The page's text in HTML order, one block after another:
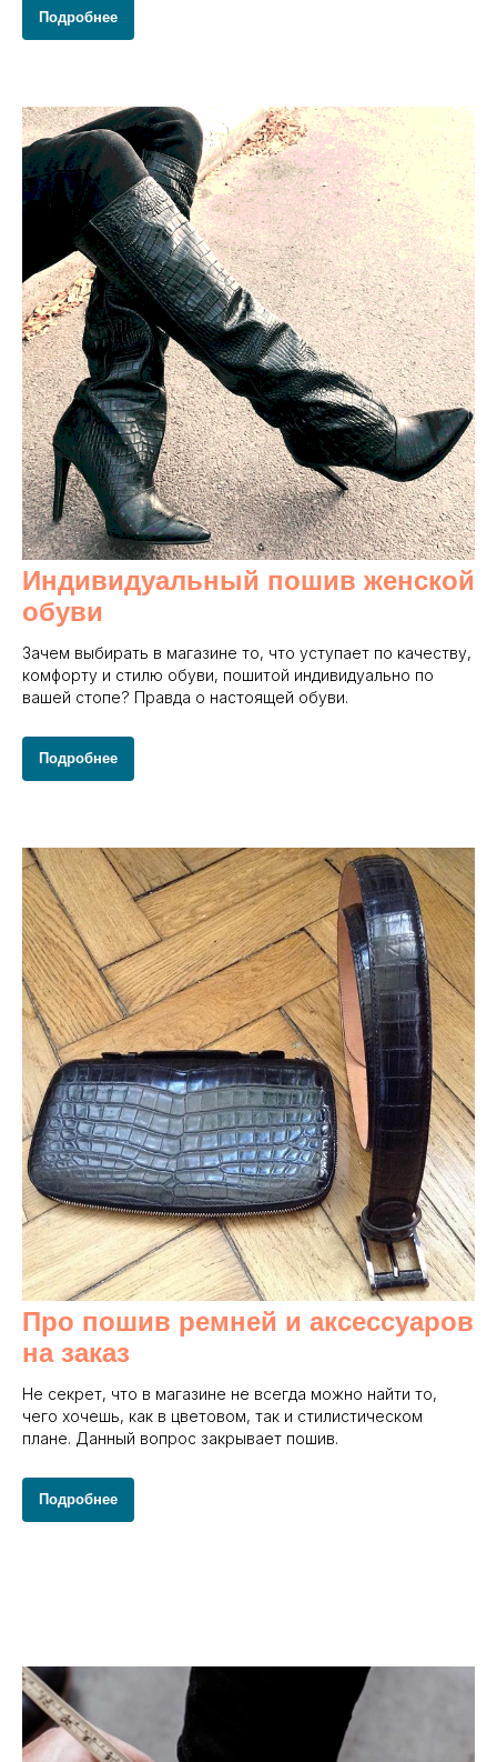
Подробнее
Индивидуальный пошив женской
обуви
Зачем выбирать в магазине то, что уступает по качеству,
комфорту и стилю обуви, пошитой индивидуально по
вашей стопе? Правда о настоящей обуви.
Подробнее
Про пошив ремней и аксессуаров
на заказ
Не секрет, что в магазине не всегда можно найти то,
чего хочешь, как в цветовом, так и стилистическом
плане. Данный вопрос закрывает пошив.
Подробнее